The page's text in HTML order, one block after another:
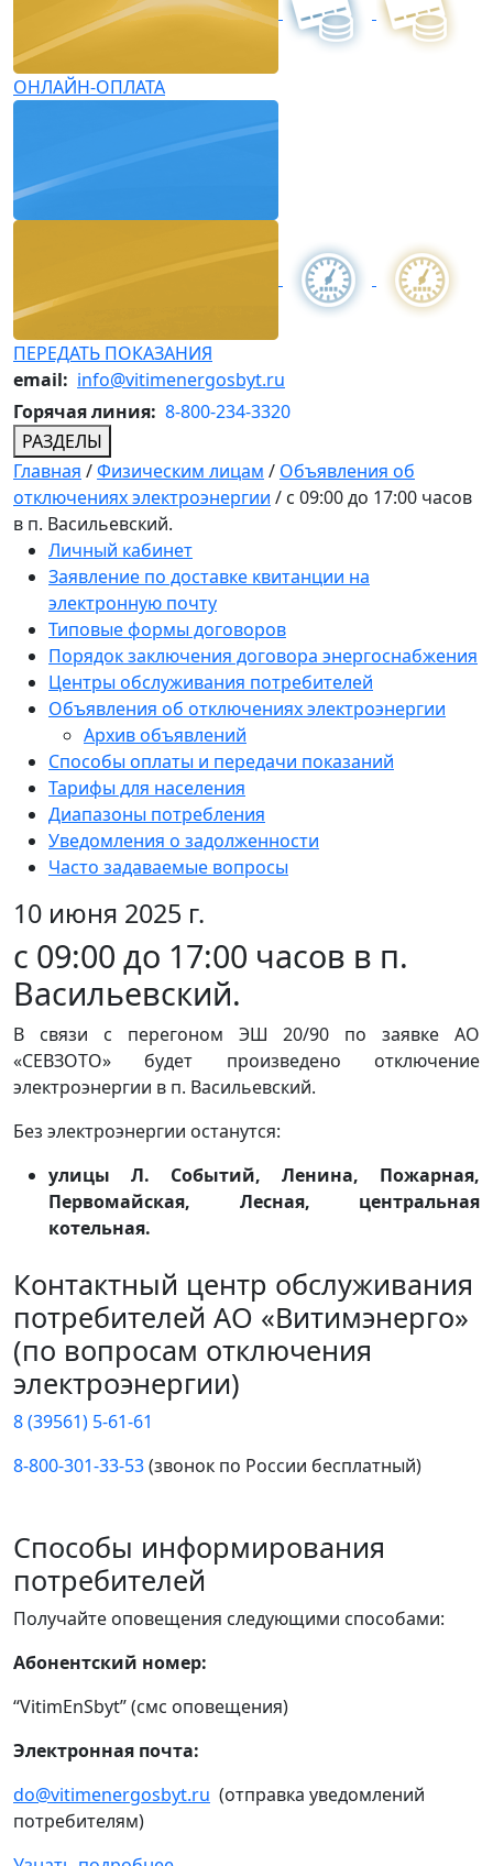
ОНЛАЙН-ОПЛАТА
ПЕРЕДАТЬ ПОКАЗАНИЯ
email: info@vitimenergosbyt.ru
Горячая линия: 8-800-234-3320
РАЗДЕЛЫ
Главная /Физическим лицам / Объявления об
отключениях электроэнергии / с 09:00 до 17:00 часов
в п. Васильевский.
Личный кабинет
Заявление по доставке квитанции на
электронную почту
Типовые формы договоров
Порядок заключения договора энергоснабжения
Центры обслуживания потребителей
Объявления об отключениях электроэнергии
Архив объявлений
Способы оплаты и передачи показаний
Тарифы для населения
Диапазоны потребления
Уведомления о задолженности
Часто задаваемые вопросы
10 июня 2025 г.
с 09:00 до 17:00 часов в п.
Васильевский.
В связи с перегоном ЭШ 20/90 по заявке АО
«СЕВЗОТО» будет произведено отключение
электроэнергии в п. Васильевский.
Без электроэнергии останутся:
улицы Л. Событий, Ленина, Пожарная,
Первомайская, Лесная, центральная
котельная.
Контактный центр обслуживания
потребителей АО «Витимэнерго»
(по вопросам отключения
электроэнергии)
8 (39561) 5-61-61
8-800-301-33-53(звонок по России бесплатный)
Способы информирования
потребителей
Получайте оповещения следующими способами:
Абонентский номер:
“VitimEnSbyt” (смс оповещения)
Электронная почта:
do@vitimenergosbyt.ru (отправка уведомлений
потребителям)